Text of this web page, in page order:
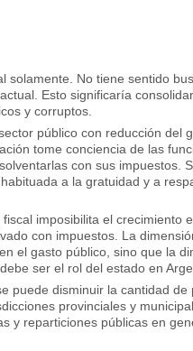
solamente. No tiene sentido
Esto significaría
y corruptos.
público con reducción del
tome conciencia de las
con sus impuestos.
a la gratuidad y a
imposibilita el crecimiento
con impuestos. La
el gasto público, sino que la
ser el rol del estado en
puede disminuir la cantidad de
provinciales y
y reparticiones públicas en